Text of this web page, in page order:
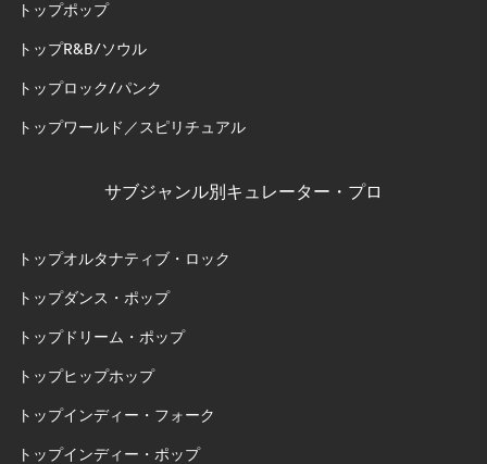
トップポップ
トップR&B/ソウル
トップロック/パンク
トップワールド／スピリチュアル
サブジャンル別キュレーター・プロ
トップオルタナティブ・ロック
トップダンス・ポップ
トップドリーム・ポップ
トップヒップホップ
トップインディー・フォーク
トップインディー・ポップ